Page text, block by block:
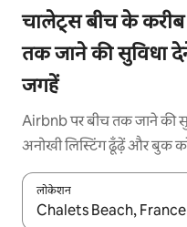
चालेट्स बीच के करीब
तक जाने की सुविधा
जगहें
Airbnb पर बीच तक जाने की
अनोखी लिस्टिंग ढूँढ़ें और बुक
लोकेशन
नतीजों के उपलब्ध होने पर, अप